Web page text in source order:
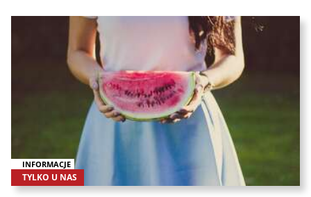
INFORMACJE
TYLKO U NAS